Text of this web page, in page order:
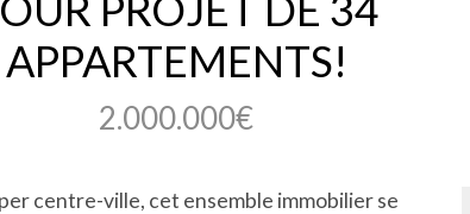
APPARTEMENTS!
2.000.000€
centre-ville, cet ensemble immobilier se